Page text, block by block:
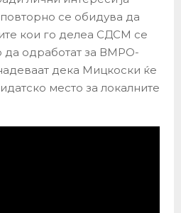
повторно се обидува да
кои го делеа СДСМ се
да одработат за ВМРО-
дека Мицкоски ќе
место за локалните